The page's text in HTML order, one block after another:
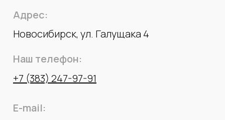
+7 (383) 247-97-91
Новосибирск, ул. Галущака 4
E-mail:
Наш телефон:
Адрес: